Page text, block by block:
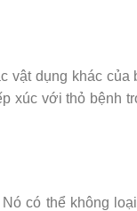
vật dụng khác của
xúc với thỏ bệnh
có thể không